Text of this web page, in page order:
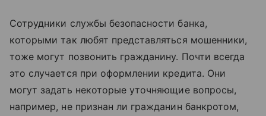
Сотрудники службы безопасности банка,
которыми так любят представляться мошенники,
тоже могут позвонить гражданину. Почти всегда
это случается при оформлении кредита. Они
могут задать некоторые уточняющие вопросы,
например, не признан ли гражданин банкротом,